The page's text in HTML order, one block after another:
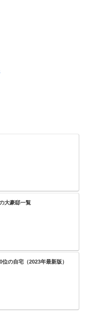
大豪邸一覧
の自宅（2023年最新版）